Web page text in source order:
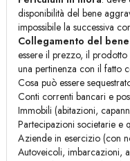
disponibilità del bene
impossibile la successiva
Collegamento del
essere il prezzo, il
una pertinenza con il fatto
Cosa può essere
Conti correnti bancari e
Immobili (abitazioni,
Partecipazioni societarie e
Aziende in esercizio (con
Autoveicoli, imbarcazioni,